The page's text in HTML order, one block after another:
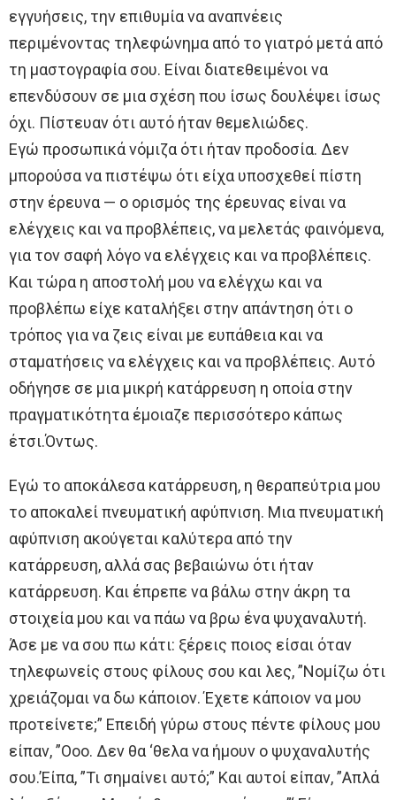
εγγυήσεις, την επιθυμία να αναπνέεις
περιμένοντας τηλεφώνημα από το γιατρό μετά από
τη μαστογραφία σου. Είναι διατεθειμένοι να
επενδύσουν σε μια σχέση που ίσως δουλέψει ίσως
όχι. Πίστευαν ότι αυτό ήταν θεμελιώδες.
Εγώ προσωπικά νόμιζα ότι ήταν προδoσία. Δεν
μπορούσα να πιστέψω ότι είχα υποσχεθεί πίστη
στην έρευνα — ο ορισμός της έρευνας είναι να
ελέγχεις και να προβλέπεις, να μελετάς φαινόμενα,
για τον σαφή λόγο να ελέγχεις και να προβλέπεις.
Και τώρα η αποστολή μου να ελέγχω και να
προβλέπω είχε καταλήξει στην απάντηση ότι ο
τρόπος για να ζεις είναι με ευπάθεια και να
σταματήσεις να ελέγχεις και να προβλέπεις. Αυτό
οδήγησε σε μια μικρή κατάρρευση η οποία στην
πραγματικότητα έμοιαζε περισσότερο κάπως
έτσι.Όντως.
Εγώ το αποκάλεσα κατάρρευση, η θεραπεύτρια μου
το αποκαλεί πνευματική αφύπνιση. Μια πνευματική
αφύπνιση ακούγεται καλύτερα από την
κατάρρευση, αλλά σας βεβαιώνω ότι ήταν
κατάρρευση. Και έπρεπε να βάλω στην άκρη τα
στοιχεία μου και να πάω να βρω ένα ψυχαναλυτή.
Άσε με να σου πω κάτι: ξέρεις ποιος είσαι όταν
τηλεφωνείς στους φίλους σου και λες, ”Νομίζω ότι
χρειάζομαι να δω κάποιον. Έχετε κάποιον να μου
προτείνετε;” Επειδή γύρω στους πέντε φίλους μου
είπαν, ”Οοο. Δεν θα ‘θελα να ήμουν ο ψυχαναλυτής
σου.’Είπα, ”Τι σημαίνει αυτό;” Και αυτοί είπαν, ”Απλά